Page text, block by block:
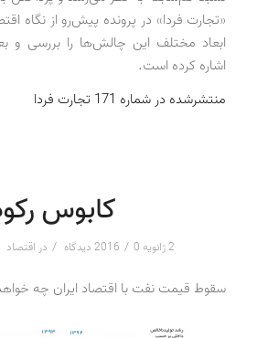
«تجارت فردا» در پرونده پیش‌رو از نگاه
ابعاد مختلف این چالش‌ها را بررسی و
اشاره کرده است.
منتشرشده در شماره 171 تجارت فردا
کابوس
2 ژانویه 2016 / 0 دیدگاه / در اقتصاد
سقوط قیمت نفت با اقتصاد ایران چه